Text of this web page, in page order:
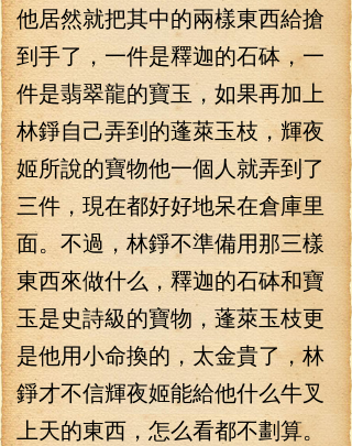
他居然就把其中的兩樣東西給搶
到手了，一件是釋迦的石砵，一
件是翡翠龍的寶玉，如果再加上
林錚自己弄到的蓬萊玉枝，輝夜
姬所說的寶物他一個人就弄到了
三件，現在都好好地呆在倉庫里
面。不過，林錚不準備用那三樣
東西來做什么，釋迦的石砵和寶
玉是史詩級的寶物，蓬萊玉枝更
是他用小命換的，太金貴了，林
錚才不信輝夜姬能給他什么牛叉
上天的東西，怎么看都不劃算。